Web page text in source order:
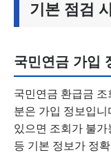
기본 점검
국민연금 가입
국민연금 환급금
분은 가입 정보입
있으면 조회가 불
등 기본 정보가 정